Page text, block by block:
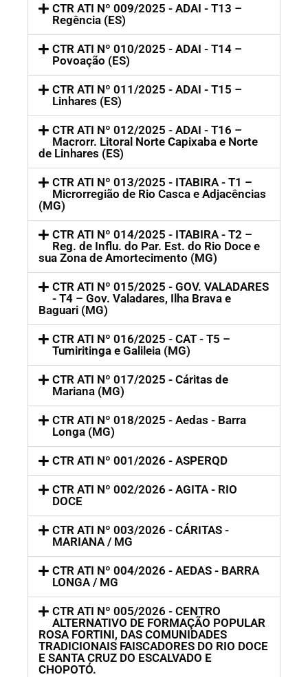
CTR ATI Nº 009/2025 - ADAI - T13 –
Regência (ES)
CTR ATI Nº 010/2025 - ADAI - T14 –
Povoação (ES)
CTR ATI Nº 011/2025 - ADAI - T15 –
Linhares (ES)
CTR ATI Nº 012/2025 - ADAI - T16 –
Macrorr. Litoral Norte Capixaba e Norte
de Linhares (ES)
CTR ATI Nº 013/2025 - ITABIRA - T1 –
Microrregião de Rio Casca e Adjacências
(MG)
CTR ATI Nº 014/2025 - ITABIRA - T2 –
Reg. de Influ. do Par. Est. do Rio Doce e
sua Zona de Amortecimento (MG)
CTR ATI Nº 015/2025 - GOV. VALADARES
- T4 – Gov. Valadares, Ilha Brava e
Baguari (MG)
CTR ATI Nº 016/2025 - CAT - T5 –
Tumiritinga e Galileia (MG)
CTR ATI Nº 017/2025 - Cáritas de
Mariana (MG)
CTR ATI Nº 018/2025 - Aedas - Barra
Longa (MG)
CTR ATI Nº 001/2026 - ASPERQD
CTR ATI Nº 002/2026 - AGITA - RIO
DOCE
CTR ATI Nº 003/2026 - CÁRITAS -
MARIANA / MG
CTR ATI Nº 004/2026 - AEDAS - BARRA
LONGA / MG
CTR ATI Nº 005/2026 - CENTRO
ALTERNATIVO DE FORMAÇÃO POPULAR
ROSA FORTINI, DAS COMUNIDADES
TRADICIONAIS FAISCADORES DO RIO DOCE
E SANTA CRUZ DO ESCALVADO E
CHOPOTÓ.